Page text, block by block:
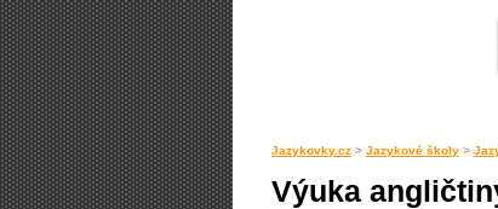
Jazykovky.cz > Jazykové školy >
Výuka